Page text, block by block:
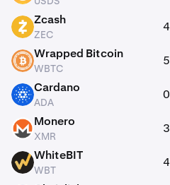
ZEC Zcash
ZEC
WBTC Wrapped Bitcoin
WBTC
ADA Cardano
ADA
XMR Monero
XMR
WBT WhiteBIT
WBT